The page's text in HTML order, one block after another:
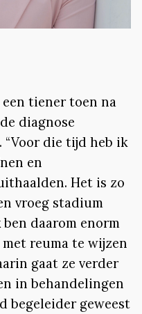
tiener toen na
diagnose
“Voor die tijd heb ik
en
Het is zo
vroeg stadium
daarom enorm
reuma te wijzen
gaat ze verder
in behandelingen
begeleider geweest